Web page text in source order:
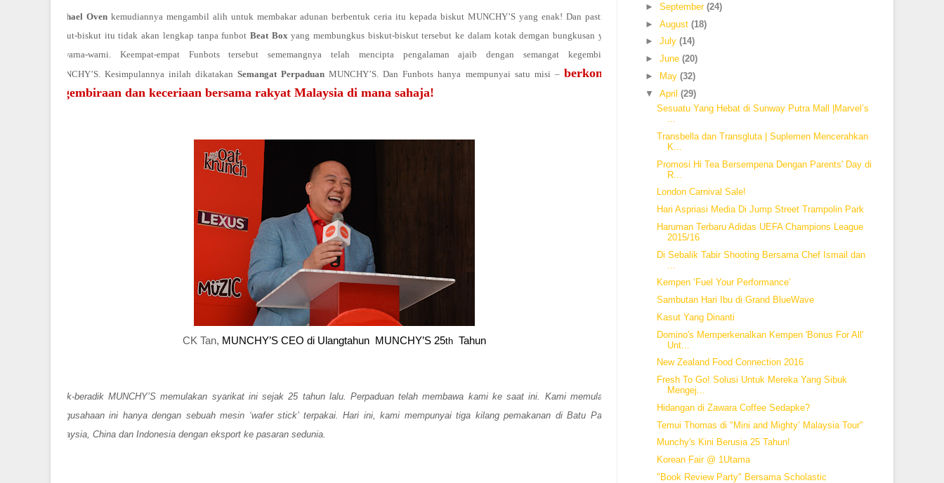
Michael Oven kemudiannya mengambil alih untuk membakar adunan berbentuk ceria itu kepada biskut MUNCHY’S yang enak! Dan pastinya
biskut-biskut itu tidak akan lengkap tanpa funbot Beat Boxyang membungkus biskut-biskut tersebut ke dalam kotak demgan bungkusan yang
berwarna-warni. Keempat-empat Funbots tersebut sememangnya telah mencipta pengalaman ajaib dengan semangat kegembiraan
MUNCHY’S. Kesimpulannya inilah dikatakanSemangat PerpaduanMUNCHY’S. Dan Funbots hanya mempunyai satu misi – berkongsi
kegembiraan dan keceriaan bersama rakyat Malaysia di mana sahaja!
CK Tan, MUNCHY’S CEO di Ulangtahun MUNCHY’S 25th Tahun
“Adik-beradik MUNCHY’S memulakan syarikat ini sejak 25 tahun lalu. Perpaduan telah membawa kami ke saat ini. Kami memulakan
pengusahaan ini hanya dengan sebuah mesin ‘wafer stick’ terpakai. Hari ini, kami mempunyai tiga kilang pemakanan di Batu Pahat,
Malaysia, China dan Indonesia dengan eksport ke pasaran sedunia.
► September (24)
► August (18)
► July (14)
► June (20)
►
May (32)
▼ April (29)
Sesuatu Yang Hebat di Sunway Putra Mall |Marvel’s
...
Transbella dan Transgluta | Suplemen Mencerahkan
K...
Promosi Hi Tea Bersempena Dengan Parents' Day di
R...
London Carnival Sale!
Hari Aspriasi Media Di Jump Street Trampolin Park
Haruman Terbaru Adidas UEFA Champions League
2015/16
Di Sebalik Tabir Shooting Bersama Chef Ismail dan
Kempen ‘Fuel Your Performance’
Sambutan Hari Ibu di Grand BlueWave
Kasut Yang Dinanti
Domino's Memperkenalkan Kempen 'Bonus For All'
Unt...
New Zealand Food Connection 2016
Fresh To Go! Solusi Untuk Mereka Yang Sibuk
Mengej...
Hidangan di Zawara Coffee Sedapke?
Temui Thomas di '‘Mini and Mighty’ Malaysia Tour"
Munchy's Kini Berusia 25 Tahun!
Korean Fair @ 1Utama
"Book Review Party" Bersama Scholastic